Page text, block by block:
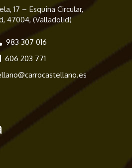
17 – Esquina Circular,
, 47004, (Valladolid)
983 307 016
606 203 771
carrocastellano.es